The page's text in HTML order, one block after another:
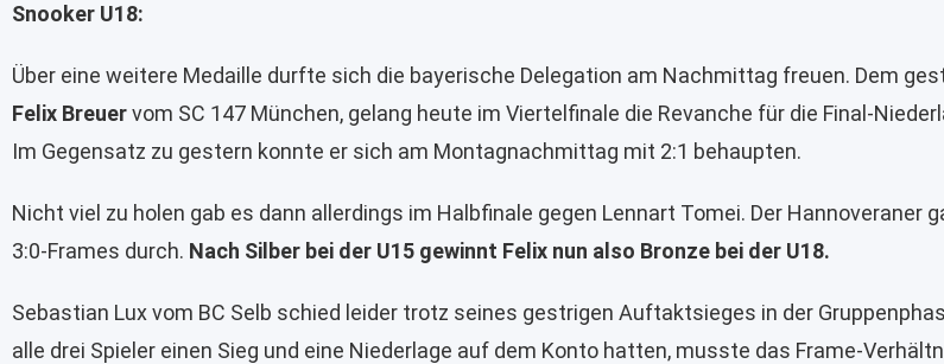
Snooker U18:
Über eine weitere Medaille durfte sich die bayerische Delegation am Nachmittag freuen. Dem
Felix Breuervom SC 147 München, gelang heute im Viertelfinale die Revanche für die Final-
Im Gegensatz zu gestern konnte er sich am Montagnachmittag mit 2:1 behaupten.
Nicht viel zu holen gab es dann allerdings im Halbfinale gegen Lennart Tomei. Der
3:0-Frames durch. Nach Silber bei der U15 gewinnt Felix nun also Bronze bei der U18.
Sebastian Lux vom BC Selb schied leider trotz seines gestrigen Auftaktsieges in der
alle drei Spieler einen Sieg und eine Niederlage auf dem Konto hatten, musste das Frame-